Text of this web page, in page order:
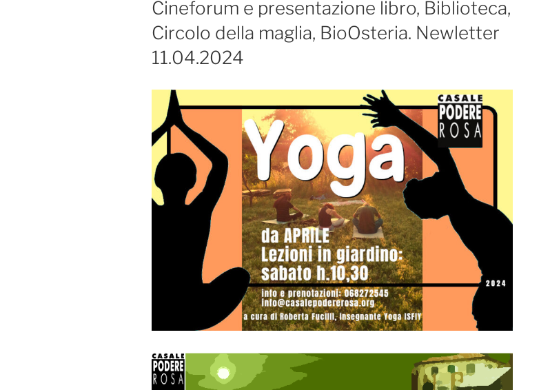
Cineforum e presentazione libro, Biblioteca,
Circolo della maglia, BioOsteria. Newletter
11.04.2024